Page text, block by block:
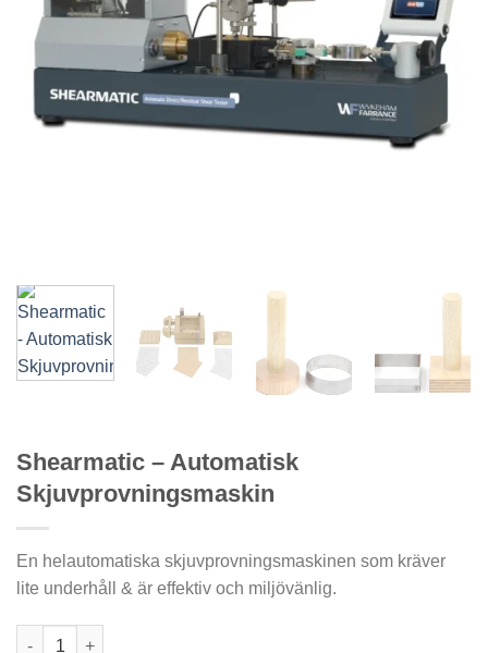
Shearmatic – Automatisk
Skjuvprovningsmaskin
En helautomatiska skjuvprovningsmaskinen som kräver
lite underhåll & är effektiv och miljövänlig.
Shearmatic - Automatisk Skjuvprovningsmaskin mängd